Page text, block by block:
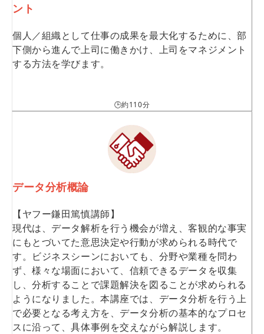
ント
個人／組織として仕事の成果を最大化するために、部
下側から進んで上司に働きかけ、上司をマネジメント
する方法を学びます。
🕒約110分
データ分析概論
【ヤフー鎌田篤慎講師】
現代は、データ解析を行う機会が増え、客観的な事実
にもとづいてた意思決定や行動が求められる時代で
す。ビジネスシーンにおいても、分野や業種を問わ
ず、様々な場面において、信頼できるデータを収集
し、分析することで課題解決を図ることが求められる
ようになりました。本講座では、データ分析を行う上
で必要となる考え方を、データ分析の基本的なプロセ
スに沿って、具体事例を交えながら解説します。